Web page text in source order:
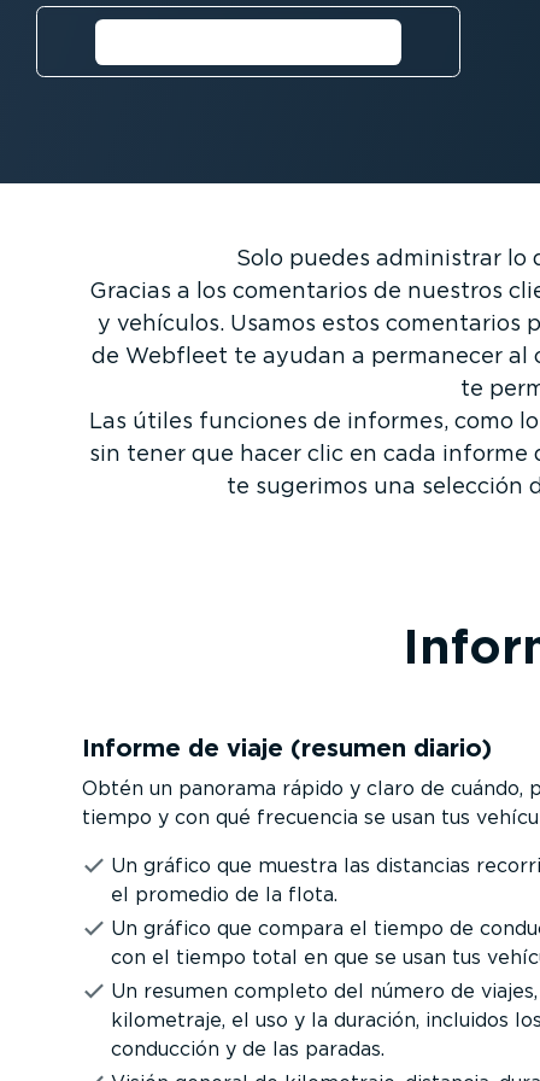
Solo puedes administrar
Gracias a los comentarios de nuestros
y vehículos. Usamos estos
de Webfleet te ayudan a permanecer
te
Las útiles funciones de informes, como
sin tener que hacer clic en cada
te sugerimos una selección
Informe de viaje (resumen diario)
Obtén un panorama rápido y claro de cuándo,
tiempo y con qué frecuencia se usan tus
Un gráfico que muestra las distancias
el promedio de la flota.
Un gráfico que compara el tiempo de
con el tiempo total en que se usan tus
Un resumen completo del número de
kilometraje, el uso y la duración, incluidos
conducción y de las paradas.